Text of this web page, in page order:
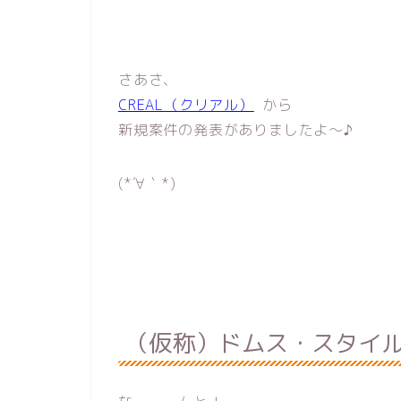
さあさ、
CREAL（クリアル）
から
新規案件の発表がありましたよ〜♪
(*´∀｀*)
（仮称）ドムス・スタイ